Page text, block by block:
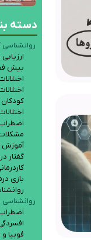
بیش
کودکان
آموزش
گفتار
بازی
روانشناسی
فوبيا
دسته